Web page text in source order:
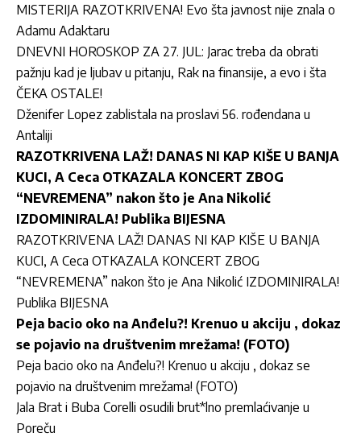
MISTERIJA RAZOTKRIVENA! Evo šta javnost nije znala o
Adamu Adaktaru
DNEVNI HOROSKOP ZA 27. JUL: Jarac treba da obrati
pažnju kad je ljubav u pitanju, Rak na finansije, a evo i šta
ČEKA OSTALE!
Dženifer Lopez zablistala na proslavi 56. rođendana u
Antaliji
RAZOTKRIVENA LAŽ! DANAS NI KAP KIŠE U BANJA
KUCI, A Ceca OTKAZALA KONCERT ZBOG
“NEVREMENA” nakon što je Ana Nikolić
IZDOMINIRALA! Publika BIJESNA
RAZOTKRIVENA LAŽ! DANAS NI KAP KIŠE U BANJA
KUCI, A Ceca OTKAZALA KONCERT ZBOG
“NEVREMENA” nakon što je Ana Nikolić IZDOMINIRALA!
Publika BIJESNA
Peja bacio oko na Anđelu?! Krenuo u akciju , dokaz
se pojavio na društvenim mrežama! (FOTO)
Peja bacio oko na Anđelu?! Krenuo u akciju , dokaz se
pojavio na društvenim mrežama! (FOTO)
Jala Brat i Buba Corelli osudili brut*lno premlaćivanje u
Poreču